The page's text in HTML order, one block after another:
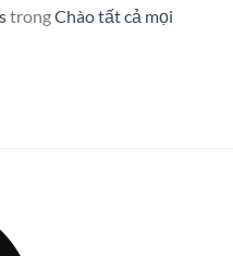
trongChào tất cả mọi